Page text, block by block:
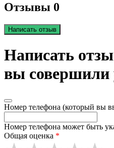
Отзывы 0
Написать отзыв
Написать
вы совершили
Номер телефона (который вы
Номер телефона может быть
Общая оценка *